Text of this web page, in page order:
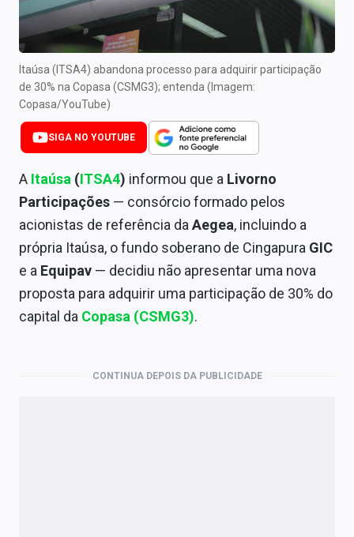
Central de Dividendos
Central de Fundos Imobiliários
Central dos IPOs
Renda Fixa
Finanças Pessoais
Mercados
Economia
Empresas
Brasil
Política
Itaúsa (ITSA4) abandona processo para adquirir participação
de 30% na Copasa (CSMG3); entenda (Imagem:
Copasa/YouTube)
SIGA NO YOUTUBE
A Itaúsa (ITSA4) informou que a Livorno
Participações — consórcio formado pelos
acionistas de referência daAegea, incluindo a
própria Itaúsa, o fundo soberano de Cingapura GIC
e a Equipav — decidiu não apresentar uma nova
proposta para adquirir uma participação de 30% do
capital da Copasa (CSMG3).
CONTINUA DEPOIS DA PUBLICIDADE